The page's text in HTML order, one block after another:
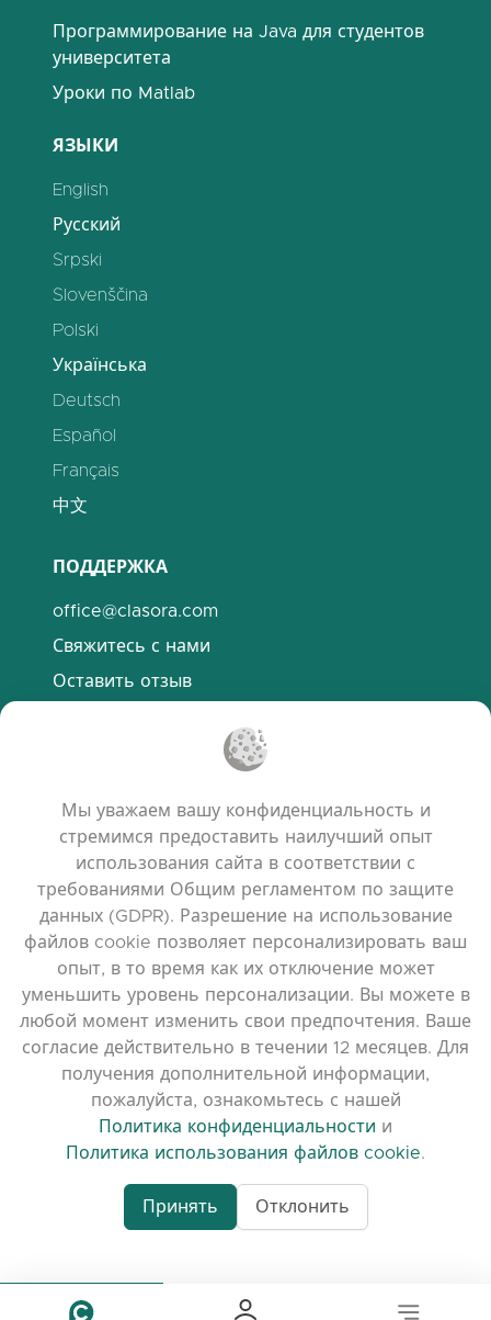
Программирование на Java для студентов
университета
Уроки по Matlab
ЯЗЫКИ
English
Русский
Srpski
Slovenščina
Polski
Українська
Deutsch
Español
Français
中文
ПОДДЕРЖКА
office@clasora.com
Свяжитесь с нами
Оставить отзыв
Часто задаваемые вопросы
Политика конфиденциальности
Политика использования файлов cookie
Условия использования
Примечания к выпуску
www.quora.com/
Agent-7/Maximizing-
of-education-
© 2026 clasora.com platform | Все права
защищены | Developed byC9 Group
Мы уважаем вашу конфиденциальность и
стремимся предоставить наилучший опыт
использования сайта в соответствии с
требованиями Общим регламентом по защите
данных (GDPR). Разрешение на использование
файлов cookie позволяет персонализировать ваш
опыт, в то время как их отключение может
уменьшить уровень персонализации. Вы можете в
любой момент изменить свои предпочтения. Ваше
согласие действительно в течении 12 месяцев. Для
получения дополнительной информации,
пожалуйста, ознакомьтесь с нашей
Политика конфиденциальности и
Политика использования файлов cookie.
Принять Отклонить